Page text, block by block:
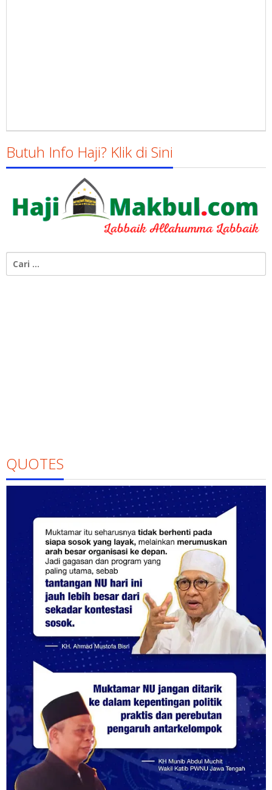
Butuh Info Haji? Klik di Sini
untuk:
QUOTES